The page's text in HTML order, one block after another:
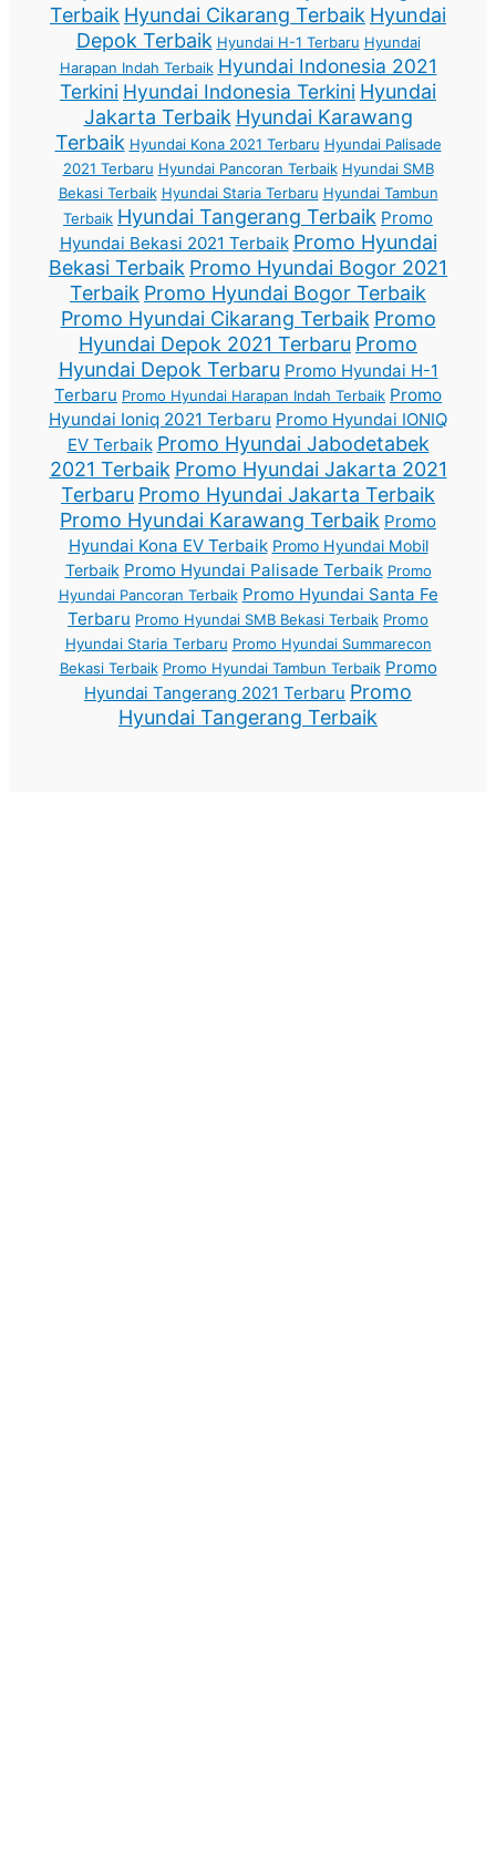
Terbaik Hyundai Cikarang Terbaik Hyundai
Depok Terbaik Hyundai H-1 Terbaru Hyundai
Harapan Indah Terbaik Hyundai Indonesia 2021
Terkini Hyundai Indonesia Terkini Hyundai
Jakarta Terbaik Hyundai Karawang
Terbaik Hyundai Kona 2021 Terbaru Hyundai Palisade
2021 Terbaru Hyundai Pancoran Terbaik Hyundai SMB
Bekasi Terbaik Hyundai Staria Terbaru Hyundai Tambun
Terbaik Hyundai Tangerang Terbaik Promo
Hyundai Bekasi 2021 Terbaik Promo Hyundai
Bekasi Terbaik Promo Hyundai Bogor 2021
Terbaik Promo Hyundai Bogor Terbaik
Promo Hyundai Cikarang Terbaik Promo
Hyundai Depok 2021 Terbaru Promo
Hyundai Depok Terbaru Promo Hyundai H-1
Terbaru Promo Hyundai Harapan Indah Terbaik Promo
Hyundai Ioniq 2021 Terbaru Promo Hyundai IONIQ
EV Terbaik Promo Hyundai Jabodetabek
2021 Terbaik Promo Hyundai Jakarta 2021
Terbaru Promo Hyundai Jakarta Terbaik
Promo Hyundai Karawang Terbaik Promo
Hyundai Kona EV Terbaik Promo Hyundai Mobil
Terbaik Promo Hyundai Palisade Terbaik Promo
Hyundai Pancoran Terbaik Promo Hyundai Santa Fe
Terbaru Promo Hyundai SMB Bekasi Terbaik Promo
Hyundai Staria Terbaru Promo Hyundai Summarecon
Bekasi Terbaik Promo Hyundai Tambun Terbaik Promo
Hyundai Tangerang 2021 Terbaru Promo
Hyundai Tangerang Terbaik